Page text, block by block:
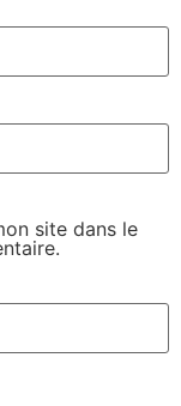
site dans le